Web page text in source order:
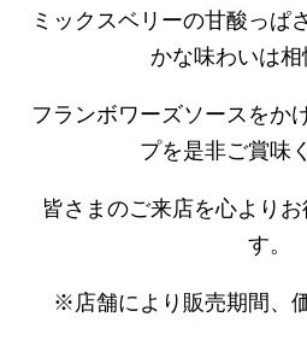
ミックスベリーの甘酸っぱ
かな味わいは相
フランボワーズソースをか
プを是非ご賞味
皆さまのご来店を心より
す。
※店舗により販売期間、